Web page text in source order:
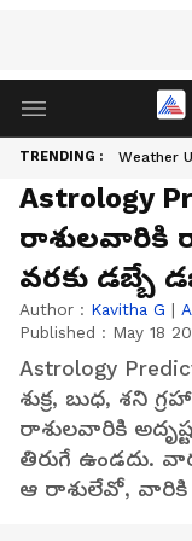
TRENDING : Weather
Astrology
రాశులవారికి
వరకు డబ్బే
Author : Kavitha G |
Published : May 18
Astrology
శుక్ర, బుధ, శని
రాశులవారికి
తిరుగే ఉండదు.
ఆ రాశులేవో, వారికి